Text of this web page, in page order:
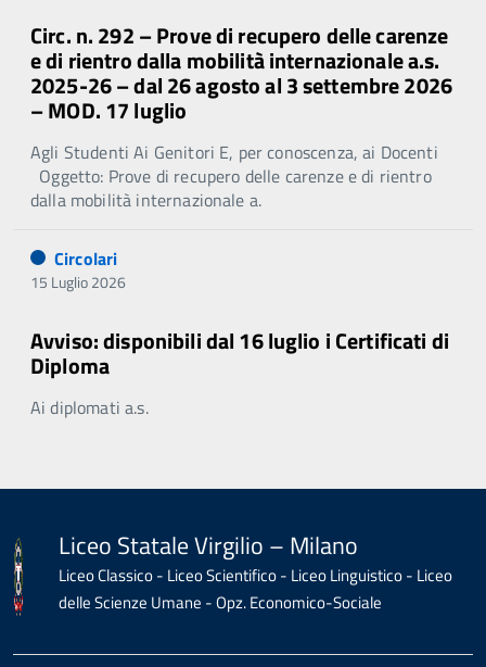
Circ. n. 292 – Prove di recupero delle carenze
e di rientro dalla mobilità internazionale a.s.
2025-26 – dal 26 agosto al 3 settembre 2026
– MOD. 17 luglio
Agli Studenti Ai Genitori E, per conoscenza, ai Docenti
Oggetto: Prove di recupero delle carenze e di rientro
dalla mobilità internazionale a.
Circolari
15 Luglio 2026
Avviso: disponibili dal 16 luglio i Certificati di
Diploma
Ai diplomati a.s.
Liceo Statale Virgilio – Milano
Liceo Classico - Liceo Scientifico - Liceo Linguistico - Liceo
delle Scienze Umane - Opz. Economico-Sociale